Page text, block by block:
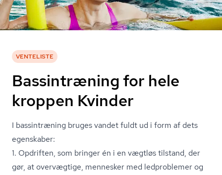
VENTELISTE
Bassintræning for hele
kroppen Kvinder
I bassintræning bruges vandet fuldt ud i form af dets
egenskaber:
1. Opdriften, som bringer én i en vægtløs tilstand, der
gør, at overvægtige, mennesker med ledproblemer og